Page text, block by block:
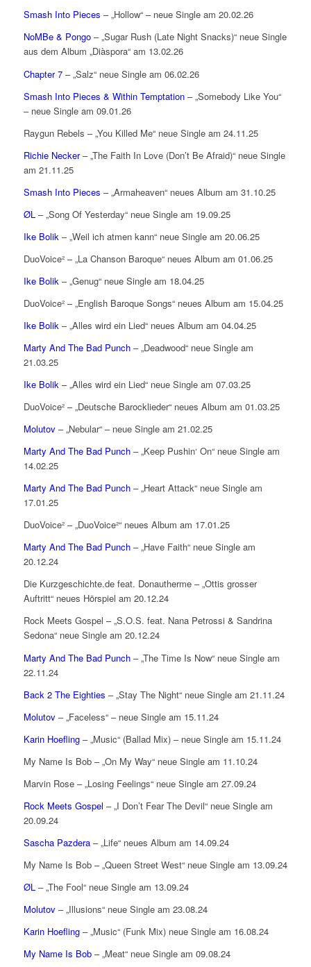
Smash Into Pieces – „Hollow“ – neue Single am 20.02.26
NoMBe & Pongo– „Sugar Rush (Late Night Snacks)“ neue Single
aus dem Album „Diàspora“ am 13.02.26
Chapter 7– „Salz“ neue Single am 06.02.26
Smash Into Pieces & Within Temptation– „Somebody Like You“
– neue Single am 09.01.26
Raygun Rebels – „You Killed Me“ neue Single am 24.11.25
Richie Necker– „The Faith In Love (Don’t Be Afraid)“ neue Single
am 21.11.25
Smash Into Pieces – „Armaheaven“ neues Album am 31.10.25
ØL – „Song Of Yesterday“ neue Single am 19.09.25
Ike Bolik – „Weil ich atmen kann“ neue Single am 20.06.25
DuoVoice² – „La Chanson Baroque“ neues Album am 01.06.25
Ike Bolik– „Genug“ neue Single am 18.04.25
DuoVoice² – „English Baroque Songs“ neues Album am 15.04.25
Ike Bolik– „Alles wird ein Lied“ neues Album am 04.04.25
Marty And The Bad Punch– „Deadwood“ neue Single am
21.03.25
Ike Bolik– „Alles wird ein Lied“ neue Single am 07.03.25
DuoVoice² – „Deutsche Barocklieder“ neues Album am 01.03.25
Molutov – „Nebular“ – neue Single am 21.02.25
Marty And The Bad Punch– „Keep Pushin‘ On“ neue Single am
14.02.25
Marty And The Bad Punch– „Heart Attack“ neue Single am
17.01.25
DuoVoice² – „DuoVoice²“ neues Album am 17.01.25
Marty And The Bad Punch– „Have Faith“ neue Single am
20.12.24
Die Kurzgeschichte.de feat. Donautherme – „Ottis grosser
Auftritt“ neues Hörspiel am 20.12.24
Rock Meets Gospel – „S.O.S. feat. Nana Petrossi & Sandrina
Sedona“ neue Single am 20.12.24
Marty And The Bad Punch– „The Time Is Now“ neue Single am
22.11.24
Back 2 The Eighties – „Stay The Night“ neue Single am 21.11.24
Molutov – „Faceless“ – neue Single am 15.11.24
Karin Hoefling– „Music“ (Ballad Mix) – neue Single am 15.11.24
My Name Is Bob – „On My Way“ neue Single am 11.10.24
Marvin Rose – „Losing Feelings“ neue Single am 27.09.24
Rock Meets Gospel – „I Don’t Fear The Devil“ neue Single am
20.09.24
Sascha Pazdera– „Life“ neues Album am 14.09.24
My Name Is Bob – „Queen Street West“ neue Single am 13.09.24
ØL– „The Fool“ neue Single am 13.09.24
Molutov– „Illusions“ neue Single am 23.08.24
Karin Hoefling– „Music“ (Funk Mix) neue Single am 16.08.24
My Name Is Bob– „Meat“ neue Single am 09.08.24